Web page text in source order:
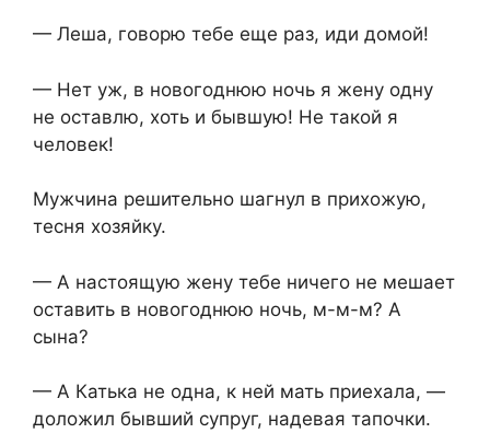
— Леша, говорю тебе еще раз, иди домой!
— Нет уж, в новогоднюю ночь я жену одну
не оставлю, хоть и бывшую! Не такой я
человек!
Мужчина решительно шагнул в прихожую,
тесня хозяйку.
— А настоящую жену тебе ничего не мешает
оставить в новогоднюю ночь, м-м-м? А
сына?
— А Катька не одна, к ней мать приехала, —
доложил бывший супруг, надевая тапочки.